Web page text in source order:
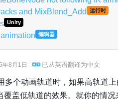
and MixBlend_Add 运行时
Unity
编辑器
年8月1日 已从英语翻译为中文
多个动画轨道时，如果高轨道
覆盖低轨道的效果。就你的情况